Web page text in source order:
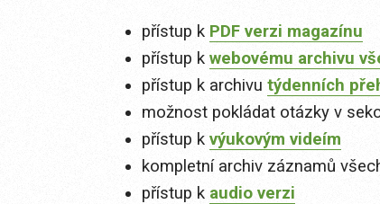
přístup k PDF verzi magazínu
přístup k webovému archivu
přístup k archivu týdenních
možnost pokládat otázky v
přístup k výukovým videím
kompletní archiv záznamů
přístup k audio verzi